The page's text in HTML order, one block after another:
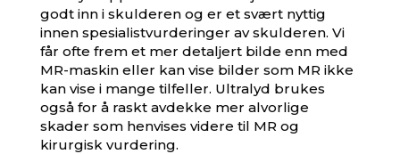
godt inn i skulderen og er et svært nyttig
innen spesialistvurderinger av skulderen. Vi
får ofte frem et mer detaljert bilde enn med
MR-maskin eller kan vise bilder som MR ikke
kan vise i mange tilfeller. Ultralyd brukes
også for å raskt avdekke mer alvorlige
skader som henvises videre til MR og
kirurgisk vurdering.